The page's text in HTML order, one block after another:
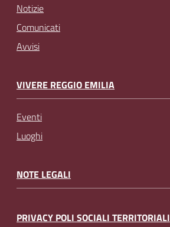
Notizie
Comunicati
Avvisi
VIVERE REGGIO EMILIA
Eventi
Luoghi
NOTE LEGALI
PRIVACY POLI SOCIALI TERRITORIALI